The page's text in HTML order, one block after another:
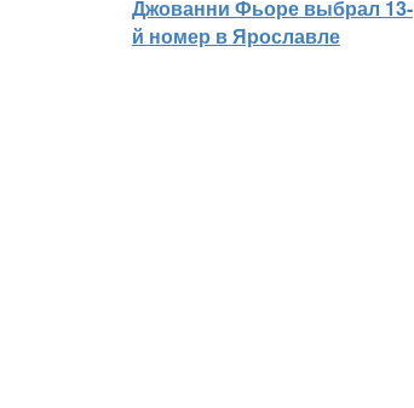
Джованни Фьоре выбрал 13-
й номер в Ярославле